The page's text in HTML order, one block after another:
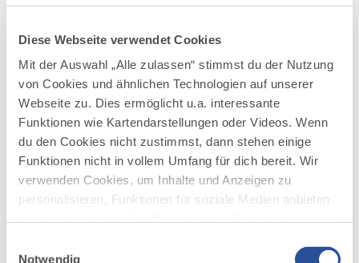
Diese Webseite verwendet Cookies
Mit der Auswahl „Alle zulassen“ stimmst du der Nutzung
von Cookies und ähnlichen Technologien auf unserer
Webseite zu. Dies ermöglicht u.a. interessante
Funktionen wie Kartendarstellungen oder Videos. Wenn
du den Cookies nicht zustimmst, dann stehen einige
Funktionen nicht in vollem Umfang für dich bereit. Wir
verwenden Cookies, um Inhalte und Anzeigen zu
personalisieren, Funktionen für soziale Medien anbieten
deiner Verwendung unserer Website an unsere Partner
Notwendig
jeweils am 3. Montag im September, Kirchen
Dorfmuseum
Touristische Angebote
Beheiztes Freibad, zwei Berghütten,
Sesselbahn auf den Buchenberg, Wanderbus
zur Kenzenhütte, 200 Kilometer beschilderte
Rad- und Wanderwege,
Kurse, Pferdeschlitten- und kutschfahrten,